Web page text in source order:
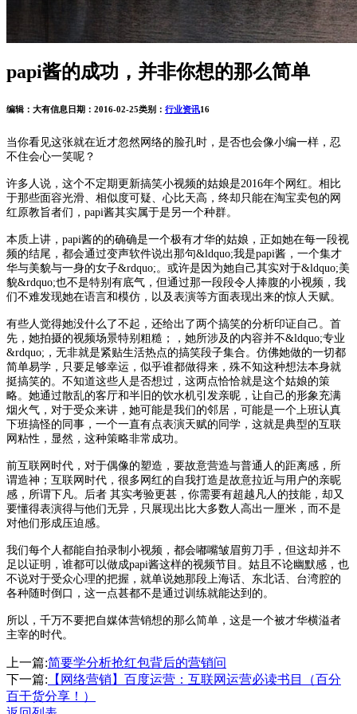
papi酱的成功，并非你想的那么简单
编辑：大有信息 日期：2016-02-25类别： 行业资讯16
当你看见这张就在近才忽然网络的脸孔时，是否也会像小编一样，忍
不住会心一笑呢？
许多人说，这个不定期更新搞笑小视频的姑娘是2016年个网红。相比
于那些面容光滑、相似度可疑、心比天高，终却只能在淘宝卖包的网
红原教旨者们，papi酱其实属于是另一个种群。
本质上讲，papi酱的的确确是一个极有才华的姑娘，正如她在每一段视
频的结尾，都会通过变声软件说出那句&ldquo;我是papi酱，一个集才
华与美貌与一身的女子&rdquo;。或许是因为她自己其实对于&ldquo;美
貌&rdquo;也不是特别有底气，但通过那一段段令人捧腹的小视频，我
们不难发现她在语言和模仿，以及表演等方面表现出来的惊人天赋。
有些人觉得她没什么了不起，还给出了两个搞笑的分析印证自己。首
先，她拍摄的视频场景特别粗糙；，她所涉及的内容并不&ldquo;专业
&rdquo;，无非就是紧贴生活热点的搞笑段子集合。仿佛她做的一切都
简单易学，只要足够幸运，似乎谁都做得来，殊不知这种想法本身就
挺搞笑的。不知道这些人是否想过，这两点恰恰就是这个姑娘的策
略。她通过散乱的客厅和半旧的饮水机引发亲昵，让自己的形象充满
烟火气，对于受众来讲，她可能是我们的邻居，可能是一个上班认真
下班搞怪的同事，一个一直有点表演天赋的同学，这就是典型的互联
网粘性，显然，这种策略非常成功。
前互联网时代，对于偶像的塑造，要故意营造与普通人的距离感，所
谓造神；互联网时代，很多网红的自我打造是故意拉近与用户的亲昵
感，所谓下凡。后者 其实考验更甚，你需要有超越凡人的技能，却又
要懂得表演得与他们无异，只展现出比大多数人高出一厘米，而不是
对他们形成压迫感。
我们每个人都能自拍录制小视频，都会嘟嘴皱眉剪刀手，但这却并不
足以证明，谁都可以做成papi酱这样的视频节目。姑且不论幽默感，也
不说对于受众心理的把握，就单说她那段上海话、东北话、台湾腔的
各种随时倒口，这一点甚都不是通过训练就能达到的。
所以，千万不要把自媒体营销想的那么简单，这是一个被才华横溢者
主宰的时代。
上一篇:简要学分析抢红包背后的营销问
下一篇: 【网络营销】百度运营：互联网运营必读书目（百分
百干货分享！）